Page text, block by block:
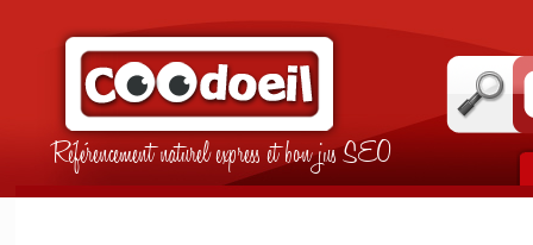
Référencement naturel express et bon jus SEO